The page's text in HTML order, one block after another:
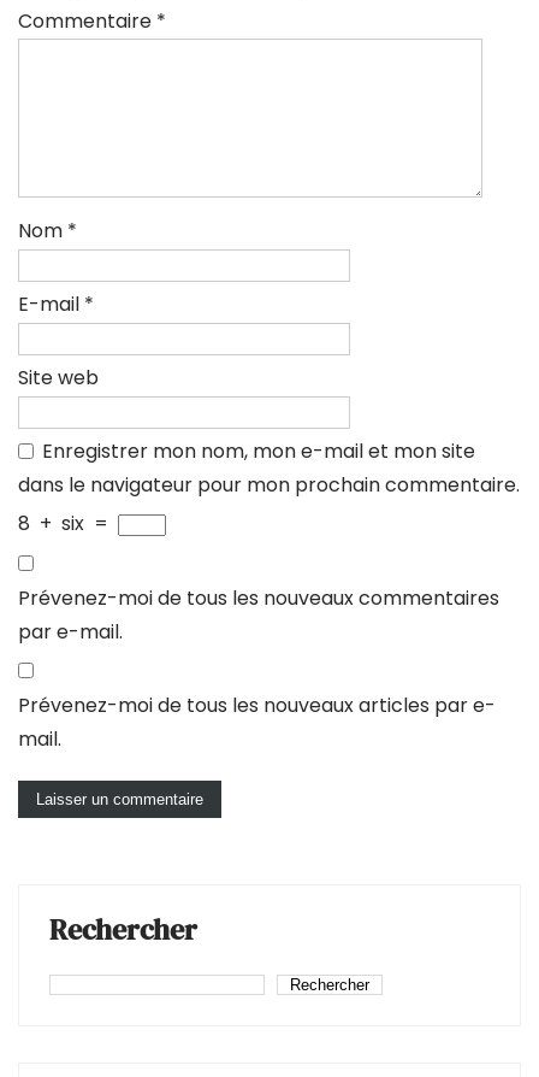
Commentaire *
Nom *
E-mail *
Site web
Enregistrer mon nom, mon e-mail et mon site
dans le navigateur pour mon prochain commentaire.
8 + six =
Prévenez-moi de tous les nouveaux commentaires
par e-mail.
Prévenez-moi de tous les nouveaux articles par e-
mail.
Rechercher
Rechercher